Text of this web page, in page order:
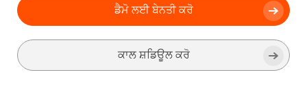
ਡੈਮੋ ਲਈ ਬੇਨਤੀ ਕਰੋ
ਕਾਲ ਸ਼ਡਿਊਲ ਕਰੋ